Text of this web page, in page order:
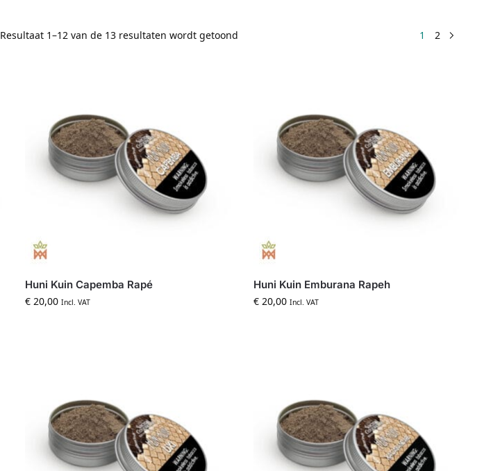
Resultaat 1–12 van de 13 resultaten wordt getoond 1 2
Huni Kuin Capemba Rapé
€ 20,00 Incl. VAT
Huni Kuin Emburana Rapeh
€ 20,00 Incl. VAT